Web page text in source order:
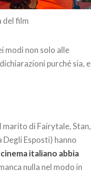
del film
modi non solo alle
purché sia, e
marito di Fairytale, Stan,
Esposti) hanno
italiano abbia
nulla nel modo in